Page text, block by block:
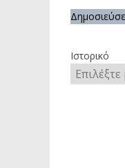
Ιστορικό